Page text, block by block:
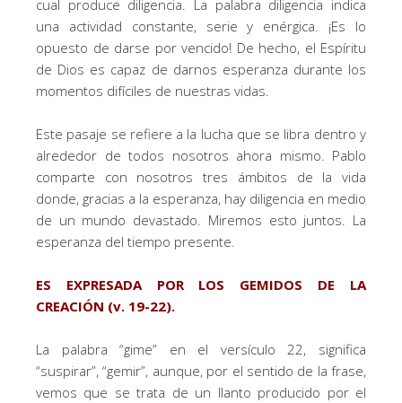
cual produce diligencia. La palabra diligencia indica
una actividad constante, serie y enérgica. ¡Es lo
opuesto de darse por vencido! De hecho, el Espíritu
de Dios es capaz de darnos esperanza durante los
momentos difíciles de nuestras vidas.
Este pasaje se refiere a la lucha que se libra dentro y
alrededor de todos nosotros ahora mismo. Pablo
comparte con nosotros tres ámbitos de la vida
donde, gracias a la esperanza, hay diligencia en medio
de un mundo devastado. Miremos esto juntos. La
esperanza del tiempo presente.
ES EXPRESADA POR LOS GEMIDOS DE LA
CREACIÓN (v. 19-22).
La palabra “gime” en el versículo 22, significa
“suspirar”, “gemir”, aunque, por el sentido de la frase,
vemos que se trata de un llanto producido por el